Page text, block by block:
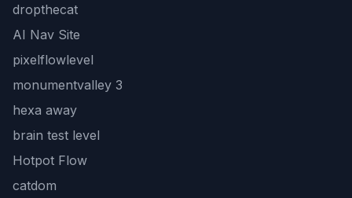
dropthecat
AI Nav Site
pixelflowlevel
monumentvalley 3
hexa away
brain test level
Hotpot Flow
catdom